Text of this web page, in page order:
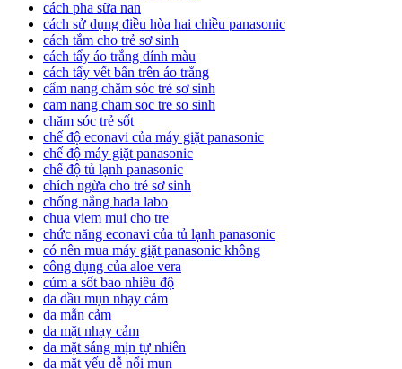
cách pha sữa nan
cách sử dụng điều hòa hai chiều panasonic
cách tắm cho trẻ sơ sinh
cách tẩy áo trắng dính màu
cách tẩy vết bẩn trên áo trắng
cẩm nang chăm sóc trẻ sơ sinh
cam nang cham soc tre so sinh
chăm sóc trẻ sốt
chế độ econavi của máy giặt panasonic
chế độ máy giặt panasonic
chế độ tủ lạnh panasonic
chích ngừa cho trẻ sơ sinh
chống nắng hada labo
chua viem mui cho tre
chức năng econavi của tủ lạnh panasonic
có nên mua máy giặt panasonic không
công dụng của aloe vera
cúm a sốt bao nhiêu độ
da dầu mụn nhạy cảm
da mẫn cảm
da mặt nhạy cảm
da mặt sáng mịn tự nhiên
da mặt yếu dễ nổi mụn